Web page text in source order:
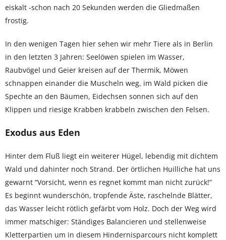
eiskalt -schon nach 20 Sekunden werden die Gliedmaßen
frostig.
In den wenigen Tagen hier sehen wir mehr Tiere als in Berlin
in den letzten 3 Jahren: Seelöwen spielen im Wasser,
Raubvögel und Geier kreisen auf der Thermik, Möwen
schnappen einander die Muscheln weg, im Wald picken die
Spechte an den Bäumen, Eidechsen sonnen sich auf den
Klippen und riesige Krabben krabbeln zwischen den Felsen.
Exodus aus Eden
Hinter dem Fluß liegt ein weiterer Hügel, lebendig mit dichtem
Wald und dahinter noch Strand. Der örtlichen Huilliche hat uns
gewarnt “Vorsicht, wenn es regnet kommt man nicht zurück!”
Es beginnt wunderschön, tropfende Äste, raschelnde Blätter,
das Wasser leicht rötlich gefärbt vom Holz. Doch der Weg wird
immer matschiger: Ständiges Balancieren und stellenweise
Kletterpartien um in diesem Hindernisparcours nicht komplett